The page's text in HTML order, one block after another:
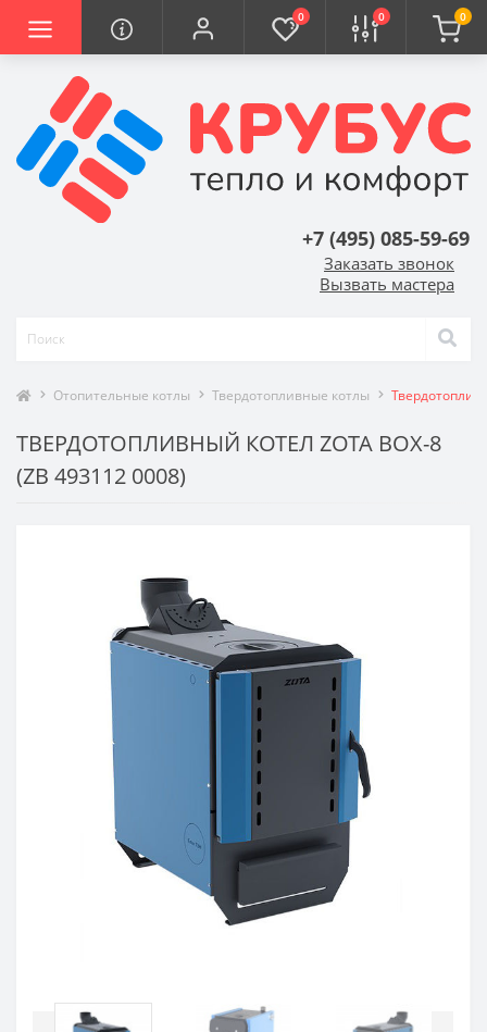
0 0 0
+7 (495) 085-59-69
Заказать звонок
Вызвать мастера
Отопительные котлы Твердотопливные котлы
ТВЕРДОТОПЛИВНЫЙ КОТЕЛ ZOTA BOX-8
(ZB 493112 0008)